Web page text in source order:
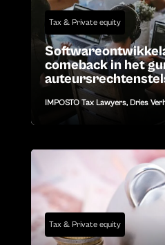
Tax & Private equity
comeback in het
IMPOSTO Tax Lawyers, Dries
Tax & Private equity